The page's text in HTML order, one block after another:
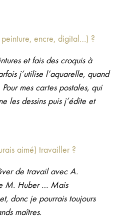
encre, digital…) ?
et fais des croquis à
j’utilise l’aquarelle, quand
mes cartes postales, qui
les dessins puis j’édite et
aimé) travailler ?
de travail avec A.
M. Huber … Mais
donc je pourrais toujours
maîtres.